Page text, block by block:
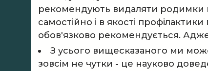
рекомендують видаляти родимки в
самостійно і в якості
обов'язково рекомендується. Адже
З усього вищесказаного ми
зовсім не чутки - це науково